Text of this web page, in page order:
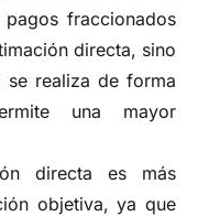
fraccionados
directa, sino
realiza de forma
una mayor
directa es más
objetiva, ya que